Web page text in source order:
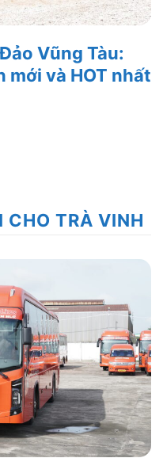
Vũng Tàu:
mới và HOT nhất
CHO TRÀ VINH